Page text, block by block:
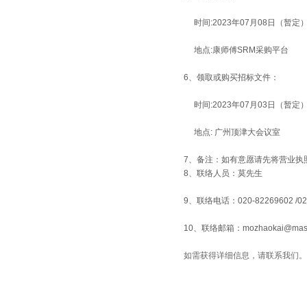
时间:2023年07月08日（暂定
地点:康师傅SRM采购平台
6、领取或购买招标文件：
时间:2023年07月03日（暂定
地点: 广州顶津大会议室
7、备注：如有意愿请先将营业
8、 联络人员：莫先生
9、联络电话：020-82269602 /
10、联络邮箱：
如需获得详细信息，请联系我们。